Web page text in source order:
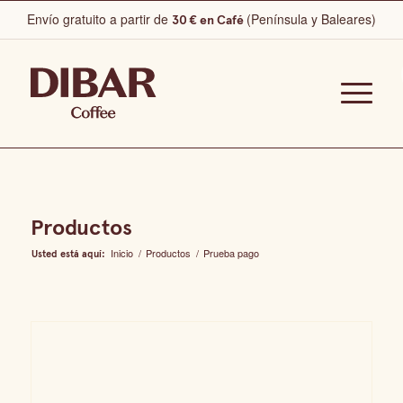
Envío gratuito a partir de 30 € en Café (Península y Baleares)
Productos
Usted está aquí: Inicio / Productos / Prueba pago